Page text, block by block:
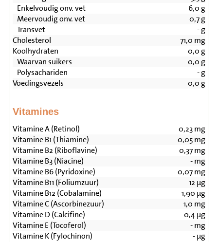
Enkelvoudig onv. vet
6,0 g
Meervoudig onv. vet
0,7g
Transvet
-g
Cholesterol
71,0 mg
Koolhydraten
0,0 g
Waarvan suikers
0,0 g
Polysachariden
-g
Voedingsvezels
0,0 g
Vitamines
Vitamine A (Retinol) 0,23mg
Vitamine B1 (Thiamine)
0,05mg
Vitamine B2 (Riboflavine)
0,37mg
Vitamine B3 (Niacine)
-mg
Vitamine B6 (Pyridoxine)
0,07mg
Vitamine B11 (Foliumzuur)
12 µg
Vitamine B12 (Cobalamine)
1,90 µg
Vitamine C (Ascorbinezuur)
1,0 mg
Vitamine D (Calcifine)
0,4µg
Vitamine E (Tocoferol)
-mg
Vitamine K (Fylochinon)
-µg